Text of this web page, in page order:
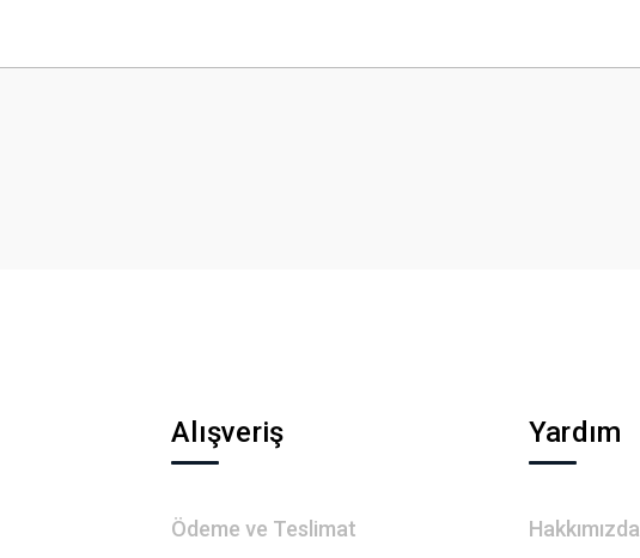
Alışveriş
Ödeme ve Teslimat
Yardım
Hakkımızda